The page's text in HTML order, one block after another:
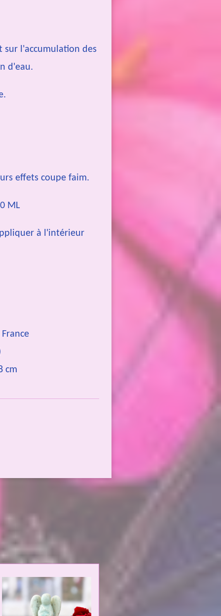
sur l'accumulation des
d'eau.
effets coupe faim.
ML
à l'intérieur
cm